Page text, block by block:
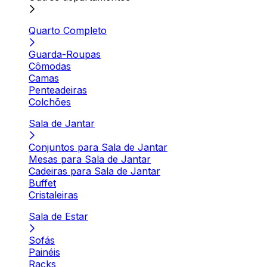
Quarto Completo
Guarda-Roupas
Cômodas
Camas
Penteadeiras
Colchões
Sala de Jantar
Conjuntos para Sala de Jantar
Mesas para Sala de Jantar
Cadeiras para Sala de Jantar
Buffet
Cristaleiras
Sala de Estar
Sofás
Painéis
Racks